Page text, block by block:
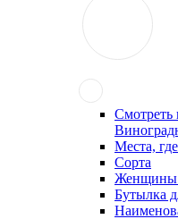
Смотреть
Места,
Сорта
Женщины
Бутылка